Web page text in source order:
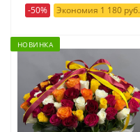
-50%
Экономия 1 180 руб.
НОВИНКА